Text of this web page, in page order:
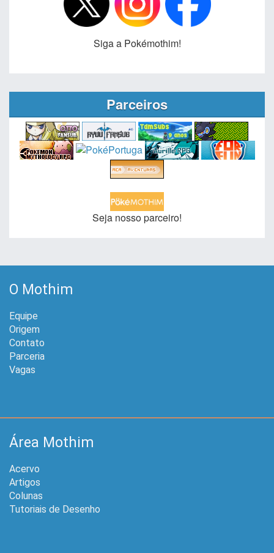
Siga a Pokémothim!
Parceiros
Seja nosso parceiro!
O Mothim
Equipe
Origem
Contato
Parceria
Vagas
Área Mothim
Acervo
Artigos
Colunas
Tutoriais de Desenho